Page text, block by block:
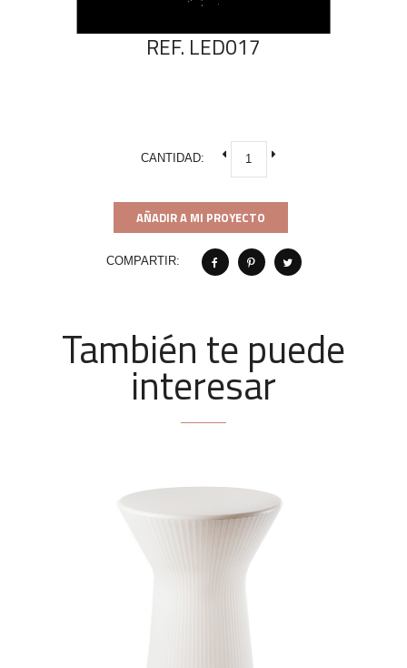
REF. LED017
CANTIDAD:
AÑADIR A MI PROYECTO
COMPARTIR:
También te puede
interesar